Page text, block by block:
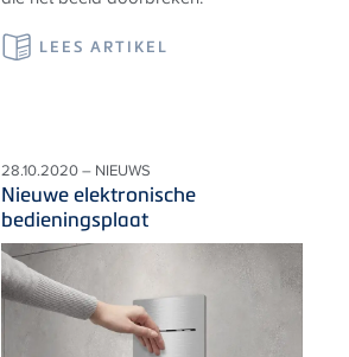
LEES ARTIKEL
28.10.2020 – NIEUWS
Nieuwe elektronische
bedieningsplaat